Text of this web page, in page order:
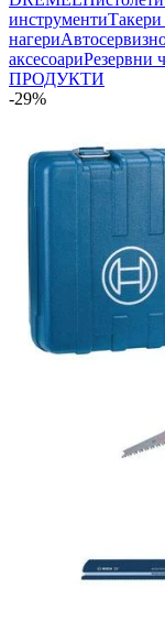
инструментиТакери
нагери
аксесоариРезервни
ПРОДУКТИ
-29%